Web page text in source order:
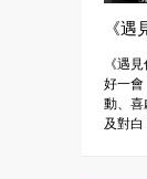
《遇
《遇
好一會
動、喜
及對白